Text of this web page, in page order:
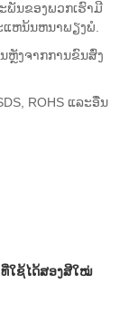
ພັນຂອງພວກເຮົາມີ
ຫນ້ນຫນາພຽງພໍ.
ຫຼັງຈາກການຂົນສົ່ງ
ROHS ແລະອື່ນ
ທີ່ໃຊ້ໄດ້ສອງສີໃໝ່